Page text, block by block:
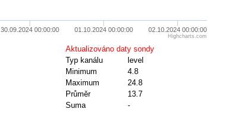
30.09.2024 00:00:00 01.10.2024 00:00:00 02.10.2024 00:00:00
Highcharts.com
Aktualizováno daty sondy
Typ kanálu
level
Minimum
4.8
Maximum
24.8
Průměr
13.7
Suma
-